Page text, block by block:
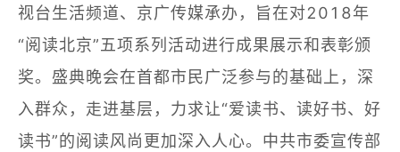
联系
登录
视台生活频道、京广传媒承办，旨在对2018年
“阅读北京”五项系列活动进行成果展示和表彰颁
奖。盛典晚会在首都市民广泛参与的基础上，深
入群众，走进基层，力求让“爱读书、读好书、好
读书”的阅读风尚更加深入人心。中共市委宣传部